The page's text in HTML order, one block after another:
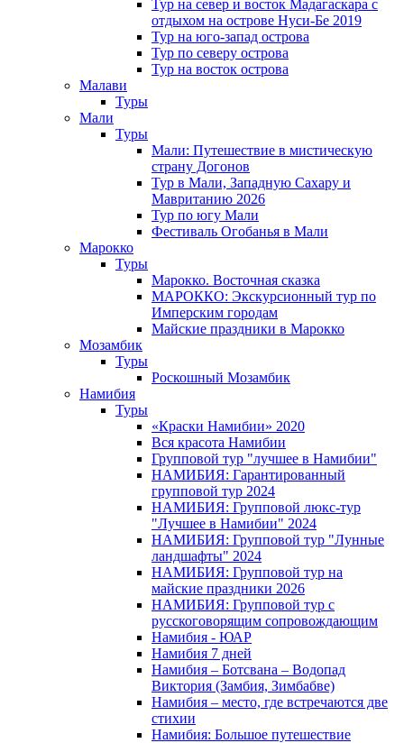
Тур на север и восток Мадагаскара с
отдыхом на острове Нуси-Бе 2019
Тур на юго-запад острова
Тур по северу острова
Тур на восток острова
Малави
Туры
Мали
Туры
Мали: Путешествие в мистическую
страну Догонов
Тур в Мали, Западную Сахару и
Мавританию 2026
Тур по югу Мали
Фестиваль Огобанья в Мали
Марокко
Туры
Марокко. Восточная сказка
МАРОККО: Экскурсионный тур по
Имперским городам
Майские праздники в Марокко
Мозамбик
Туры
Роскошный Мозамбик
Намибия
Туры
«Краски Намибии» 2020
Вся красота Намибии
Групповой тур "лучшее в Намибии"
НАМИБИЯ: Гарантированный
групповой тур 2024
НАМИБИЯ: Групповой люкс-тур
"Лучшее в Намибии" 2024
НАМИБИЯ: Групповой тур "Лунные
ландшафты" 2024
НАМИБИЯ: Групповой тур на
майские праздники 2026
НАМИБИЯ: Групповой тур с
русскоговорящим сопровождающим
Намибия - ЮАР
Намибия 7 дней
Намибия – Ботсвана – Водопад
Виктория (Замбия, Зимбабве)
Намибия – место, где встречаются две
стихии
Намибия: Большое путешествие